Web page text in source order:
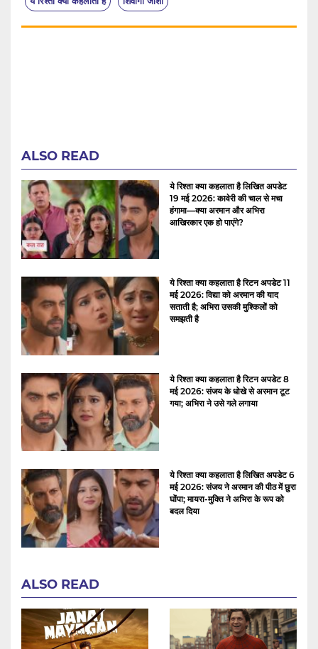
ALSO READ
ये रिश्ता क्या कहलाता है लिखित अपडेट
19 मई 2026: कावेरी की चाल से मचा
हंगामा—क्या अरमान और अभिरा
आखिरकार एक हो पाएंगे?
ये रिश्ता क्या कहलाता है रिटन अपडेट 11
मई 2026: विद्या को अरमान की याद
सताती है; अभिरा उसकी मुश्किलों को
समझती है
ये रिश्ता क्या कहलाता है रिटन अपडेट 8
मई 2026: संजय के धोखे से अरमान टूट
गया; अभिरा ने उसे गले लगाया
ये रिश्ता क्या कहलाता है लिखित अपडेट 6
मई 2026: संजय ने अरमान की पीठ में छुरा
घोंपा; मायरा-मुक्ति ने अभिरा के रूप को
बदल दिया
ALSO READ